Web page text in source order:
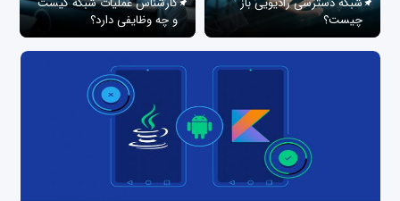
چیست؟
و چه وظایفی دارد؟